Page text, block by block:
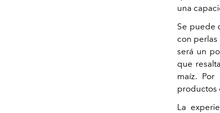
una
Se puede
con perlas
será un
que
maíz.
productos
La